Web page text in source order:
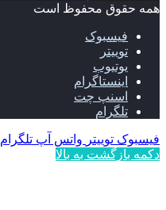
همه حقوق محفوظ است
فیسبوک
توییتر
یوتیوب
اینستاگرام
اسنپ چت
تلگرام
فیسبوک توییتر واتس آپ تلگرام
دکمه بازگشت به بالا